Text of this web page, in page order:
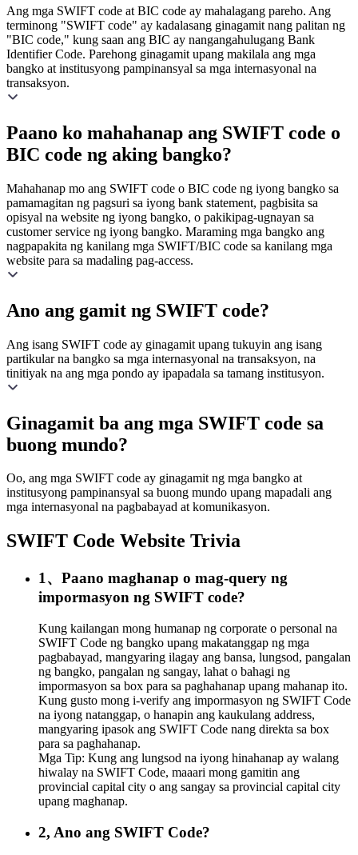
Ang mga SWIFT code at BIC code ay mahalagang pareho. Ang
terminong "SWIFT code" ay kadalasang ginagamit nang palitan ng
"BIC code," kung saan ang BIC ay nangangahulugang Bank
Identifier Code. Parehong ginagamit upang makilala ang mga
bangko at institusyong pampinansyal sa mga internasyonal na
transaksyon.
Paano ko mahahanap ang SWIFT code o
BIC code ng aking bangko?
Mahahanap mo ang SWIFT code o BIC code ng iyong bangko sa
pamamagitan ng pagsuri sa iyong bank statement, pagbisita sa
opisyal na website ng iyong bangko, o pakikipag-ugnayan sa
customer service ng iyong bangko. Maraming mga bangko ang
nagpapakita ng kanilang mga SWIFT/BIC code sa kanilang mga
website para sa madaling pag-access.
Ano ang gamit ng SWIFT code?
Ang isang SWIFT code ay ginagamit upang tukuyin ang isang
partikular na bangko sa mga internasyonal na transaksyon, na
tinitiyak na ang mga pondo ay ipapadala sa tamang institusyon.
Ginagamit ba ang mga SWIFT code sa
buong mundo?
Oo, ang mga SWIFT code ay ginagamit ng mga bangko at
institusyong pampinansyal sa buong mundo upang mapadali ang
mga internasyonal na pagbabayad at komunikasyon.
SWIFT Code Website Trivia
1、Paano maghanap o mag-query ng
impormasyon ng SWIFT code?
Kung kailangan mong humanap ng corporate o personal na
SWIFT Code ng bangko upang makatanggap ng mga
pagbabayad, mangyaring ilagay ang bansa, lungsod, pangalan
ng bangko, pangalan ng sangay, lahat o bahagi ng
impormasyon sa box para sa paghahanap upang mahanap ito.
Kung gusto mong i-verify ang impormasyon ng SWIFT Code
na iyong natanggap, o hanapin ang kaukulang address,
mangyaring ipasok ang SWIFT Code nang direkta sa box
para sa paghahanap.
Mga Tip: Kung ang lungsod na iyong hinahanap ay walang
hiwalay na SWIFT Code, maaari mong gamitin ang
provincial capital city o ang sangay sa provincial capital city
upang maghanap.
2, Ano ang SWIFT Code?